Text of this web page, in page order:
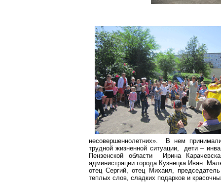
несовершеннолетних». В нем
трудной жизненной ситуации, дети –
Пензенской области Ирина
администрации города Кузнецка Иван
отец Сергий, отец Михаил,
теплых слов, сладких подарков и